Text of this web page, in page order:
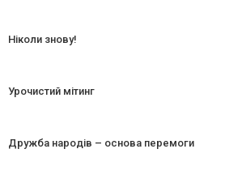
Ніколи знову!
Урочистий мітинг
Дружба народів – основа перемоги